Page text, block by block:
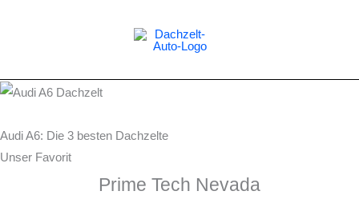
Audi A6: Die 3 besten Dachzelte
Unser Favorit
Prime Tech Nevada